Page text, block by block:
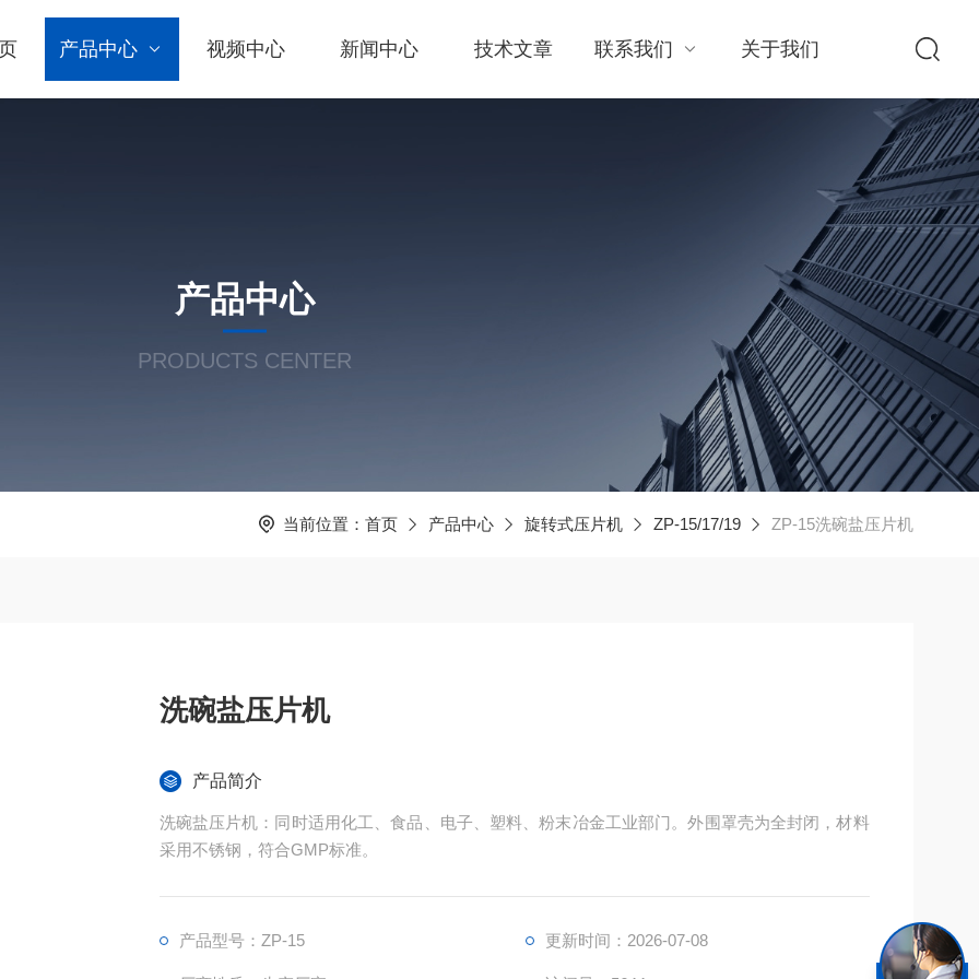
产品中心 视频中心 新闻中心 技术文章 联系我们 关于我们
产品中心
PRODUCTS CENTER
当前位置： 首页 产品中心 旋转式压片机 ZP-15/17/19 ZP-15洗碗盐压片机
洗碗盐压片机
产品简介
洗碗盐压片机：同时适用化工、食品、电子、塑料、粉末冶金工业部门。外围罩壳为全封闭，材料
采用不锈钢，符合GMP标准。
产品型号：ZP-15 更新时间：2026-07-08